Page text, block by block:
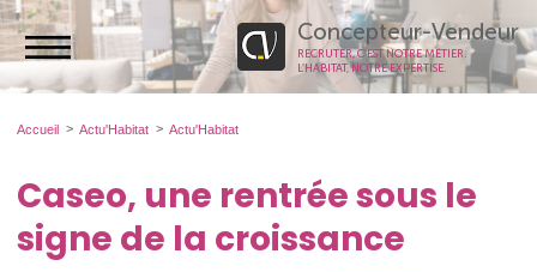
Concepteur-Vendeur
RECRUTER, C’EST NOTRE MÉTIER.
L’HABITAT, NOTRE EXPERTISE.
Accueil Actu'Habitat Actu'Habitat
Caseo, une rentrée sous le
signe de la croissance